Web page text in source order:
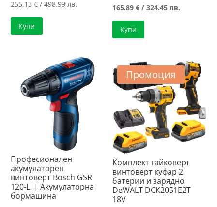
255.13€ / 498.99 лв.
Купи
price
165.89€ / 324.45 лв.
324.45 лв..
Купи
Професионален
акумулаторен
винтоверт Bosch GSR
120-LI | Акумулаторна
бормашина
Промоция
Комплект гайковерт
винтоверт куфар 2
батерии и зарядно
DeWALT DCK2051E2T
18V